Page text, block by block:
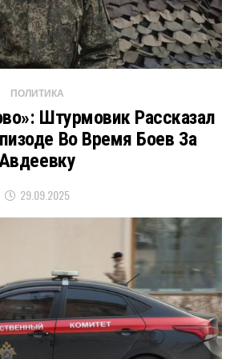
ПОЛИТИКА
Штурмовик Рассказал
Во Время Боев За
29.09.2025